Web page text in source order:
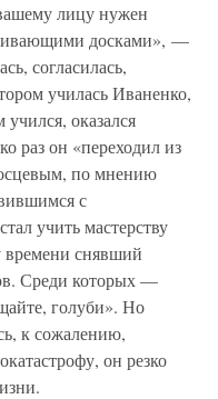
лицу нужен
досками», —
согласилась,
училась Иваненко,
оказался
раз он «переходил из
по мнению
с
учить мастерству
снявший
Среди которых —
голуби». Но
к сожалению,
он резко